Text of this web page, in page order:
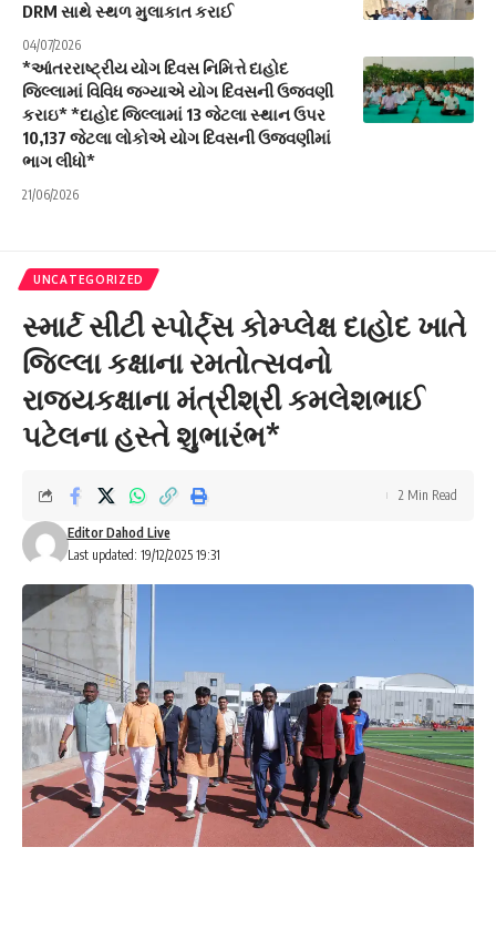
DRM સાથે સ્થળ મુલાકાત કરાઈ
04/07/2026
*આંતરરાષ્ટ્રીય યોગ દિવસ નિમિત્તે દાહોદ
જિલ્લામાં વિવિધ જગ્યાએ યોગ દિવસની ઉજવણી
કરાઇ* *દાહોદ જિલ્લામાં 13 જેટલા સ્થાન ઉપર
10,137 જેટલા લોકોએ યોગ દિવસની ઉજવણીમાં
ભાગ લીધો*
21/06/2026
UNCATEGORIZED
સ્માર્ટ સીટી સ્પોર્ટ્સ કોમ્પ્લેક્ષ દાહોદ ખાતે
જિલ્લા કક્ષાના રમતોત્સવનો
રાજ્યકક્ષાના મંત્રીશ્રી કમલેશભાઈ
પટેલના હસ્તે શુભારંભ*
Last updated: 19/12/2025 19:31
Editor Dahod Live
2 Min Read